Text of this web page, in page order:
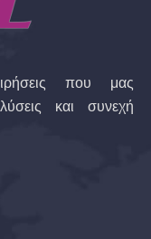
που μας
και συνεχή